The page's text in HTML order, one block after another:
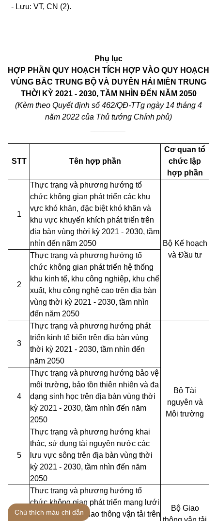
- Lưu: VT, CN (2).
Phụ lục
HỢP PHẦN QUY HOẠCH TÍCH HỢP VÀO QUY HOẠCH
VÙNG BẮC TRUNG BỘ VÀ DUYÊN HẢI MIỀN TRUNG
THỜI KỲ 2021 - 2030, TẦM NHÌN ĐẾN NĂM 2050
(Kèm theo Quyết định số 462/QĐ-TTg ngày 14 tháng 4
năm 2022 của Thủ tướng Chính phủ)
STT Tên hợp phần
Cơ quan tổ
chức lập
hợp phần
1
Thực trạng và phương hướng tổ
chức không gian phát triển các khu
vực khó khăn, đặc biệt khó khăn và
khu vực khuyến khích phát triển trên
địa bàn vùng thời kỳ 2021 - 2030, tầm
nhìn đến năm 2050
Bộ Kế hoạch
và Đầu tư
2
Thực trạng và phương hướng tổ
chức không gian phát triển hệ thống
khu kinh tế, khu công nghiệp, khu chế
xuất, khu công nghệ cao trên địa bàn
vùng thời kỳ 2021 - 2030, tầm nhìn
đến năm 2050
3
Thực trạng và phương hướng phát
triển kinh tế biển trên địa bàn vùng
thời kỳ 2021 - 2030, tầm nhìn đến
năm 2050
Bộ Tài
nguyên và
Môi trường
4
Thực trạng và phương hướng bảo vệ
môi trường, bảo tồn thiên nhiên và đa
dạng sinh học trên địa bàn vùng thời
kỳ 2021 - 2030, tầm nhìn đến năm
2050
5
Thực trạng và phương hướng khai
thác, sử dụng tài nguyên nước các
lưu vực sông trên địa bàn vùng thời
kỳ 2021 - 2030, tầm nhìn đến năm
2050
6
Thực trạng và phương hướng tổ
chức không gian phát triển mạng lưới
kết cấu hạ tầng giao thông vận tải trên
Bộ Giao
Chú thích màu chỉ dẫn